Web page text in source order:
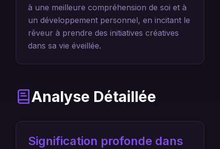
à une meilleure compréhension de soi et à
un développement personnel, en incitant le
rêveur à prendre des initiatives créatives
dans sa vie éveillée.
Analyse Détaillée
Signification profonde dans